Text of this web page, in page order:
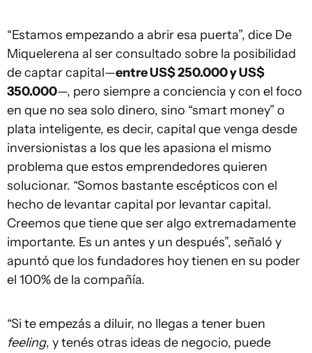
“Estamos empezando a abrir esa puerta”, dice De
Miquelerena al ser consultado sobre la posibilidad
de captar capital—entre US$ 250.000 y US$
350.000—, pero siempre a conciencia y con el foco
en que no sea solo dinero, sino “smart money” o
plata inteligente, es decir, capital que venga desde
inversionistas a los que les apasiona el mismo
problema que estos emprendedores quieren
solucionar. “Somos bastante escépticos con el
hecho de levantar capital por levantar capital.
Creemos que tiene que ser algo extremadamente
importante. Es un antes y un después”, señaló y
apuntó que los fundadores hoy tienen en su poder
el 100% de la compañía.
“Si te empezás a diluir, no llegas a tener buen
feeling, y tenés otras ideas de negocio, puede